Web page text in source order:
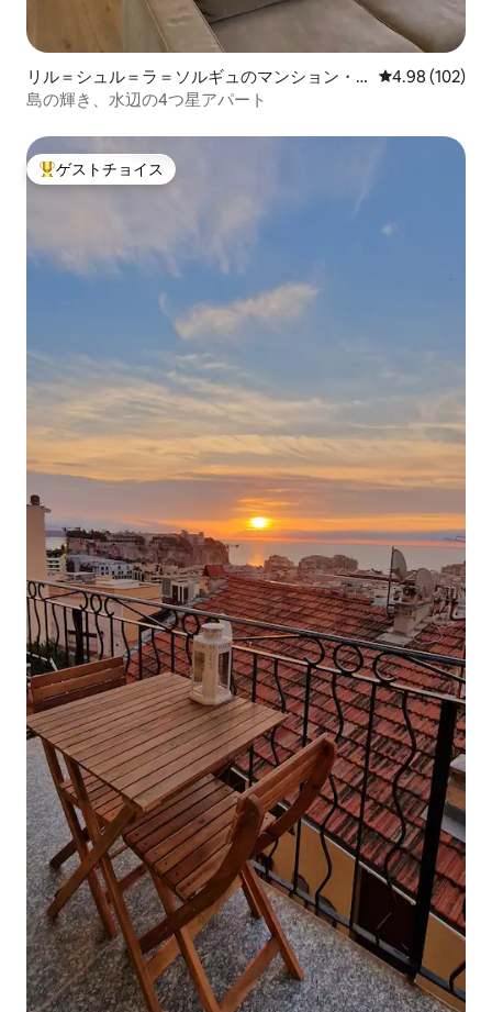
リル＝シュル＝ラ＝ソルギュのマンション・
アパート
レビュー102
4.98 (102)
島の輝き、水辺の4つ星アパート
大好評のゲストチョイスです。
ゲストチョイス